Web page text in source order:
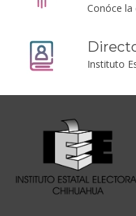
Conóce la
Instituto